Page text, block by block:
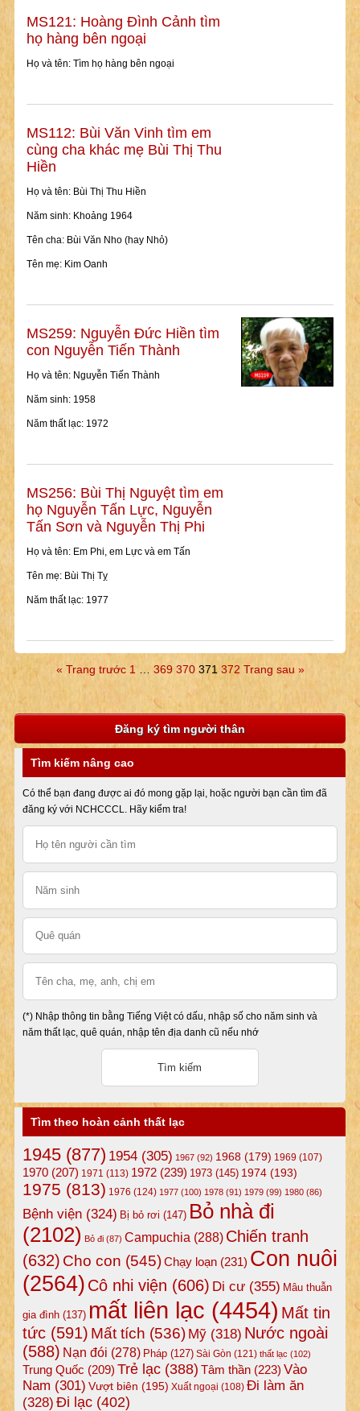
MS121: Hoàng Đình Cảnh tìm
họ hàng bên ngoại
Họ và tên: Tìm họ hàng bên ngoại
MS112: Bùi Văn Vinh tìm em
cùng cha khác mẹ Bùi Thị Thu
Hiền
Họ và tên: Bùi Thị Thu Hiền
Năm sinh: Khoảng 1964
Tên cha: Bùi Văn Nho (hay Nhỏ)
Tên mẹ: Kim Oanh
MS259: Nguyễn Đức Hiền tìm
con Nguyễn Tiến Thành
Họ và tên: Nguyễn Tiến Thành
Năm sinh: 1958
Năm thất lạc: 1972
MS256: Bùi Thị Nguyệt tìm em
họ Nguyễn Tấn Lực, Nguyễn
Tấn Sơn và Nguyễn Thị Phi
Họ và tên: Em Phi, em Lực và em Tấn
Tên mẹ: Bùi Thị Tỵ
Năm thất lạc: 1977
« Trang trước 1 369 370 371 372 Trang sau »
Đăng ký tìm người thân
Tìm kiếm nâng cao
Có thể bạn đang được ai đó mong gặp lại, hoặc người bạn cần tìm đã
đăng ký với NCHCCCL. Hãy kiểm tra!
(*) Nhập thông tin bằng Tiếng Việt có dấu, nhập số cho năm sinh và
năm thất lạc, quê quán, nhập tên địa danh cũ nếu nhớ
Tìm theo hoàn cảnh thất lạc
1945(877) 1954(305) 1967(92) 1968(179) 1969 (107)
1970(207) 1971 (113) 1972(239) 1973(145) 1974(193)
1975 (813) 1976 (124) 1977(100) 1978(91) 1979(99) 1980(86)
Bệnh viện(324) Bị bỏ rơi (147) Bỏ nhà đi
(2102) Bỏ đi(87) Campuchia (288) Chiến tranh
(632) Cho con (545)Chạy loạn(231) Con nuôi
(2564) Cô nhi viện (606) Di cư(355) Mâu thuẫn
gia đình(137) mất liên lạc (4454) Mất tin
tức(591) Mất tích (536) Mỹ(318) Nước ngoài
(588) Nạn đói (278) Pháp(127) Sài Gòn (121) thất lạc (102)
Trung Quốc (209) Trẻ lạc(388) Tâm thần(223) Vào
Nam (301) Vượt biên (195) Xuất ngoại (108) Đi làm ăn
(328) Đi lạc(402)